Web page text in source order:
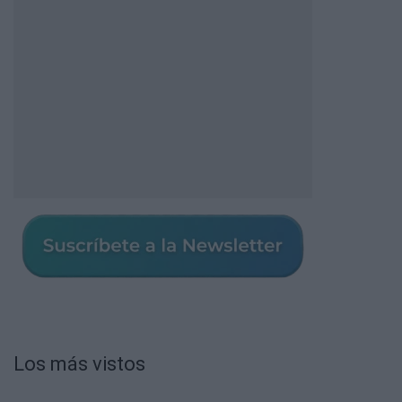
Los más vistos